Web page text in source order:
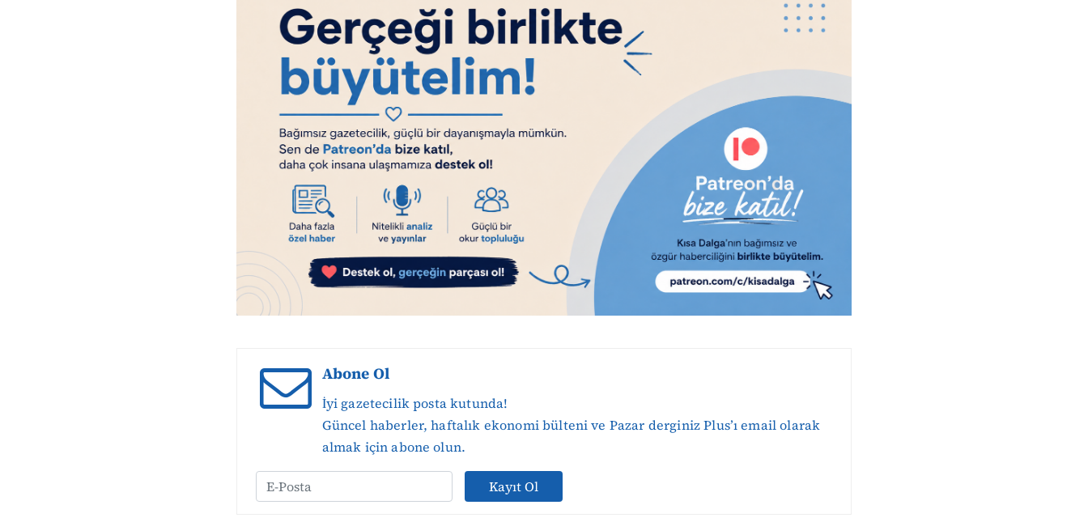
Abone Ol
İyi gazetecilik posta kutunda!
Güncel haberler, haftalık ekonomi bülteni ve Pazar derginiz Plus’ı email olarak
almak için abone olun.
Kayıt Ol